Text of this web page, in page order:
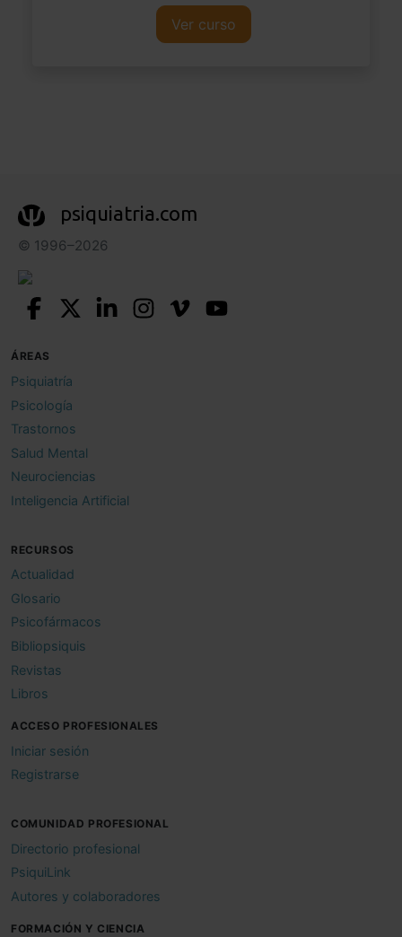
Ver curso
psiquiatria.com
© 1996–2026
ÁREAS
Psiquiatría
Psicología
Trastornos
Salud Mental
Neurociencias
Inteligencia Artificial
RECURSOS
Actualidad
Glosario
Psicofármacos
Bibliopsiquis
Revistas
Libros
ACCESO PROFESIONALES
Iniciar sesión
Registrarse
COMUNIDAD PROFESIONAL
Directorio profesional
PsiquiLink
Autores y colaboradores
FORMACIÓN Y CIENCIA